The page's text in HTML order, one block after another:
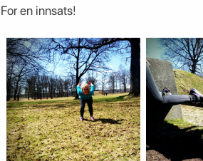
For en innsats!